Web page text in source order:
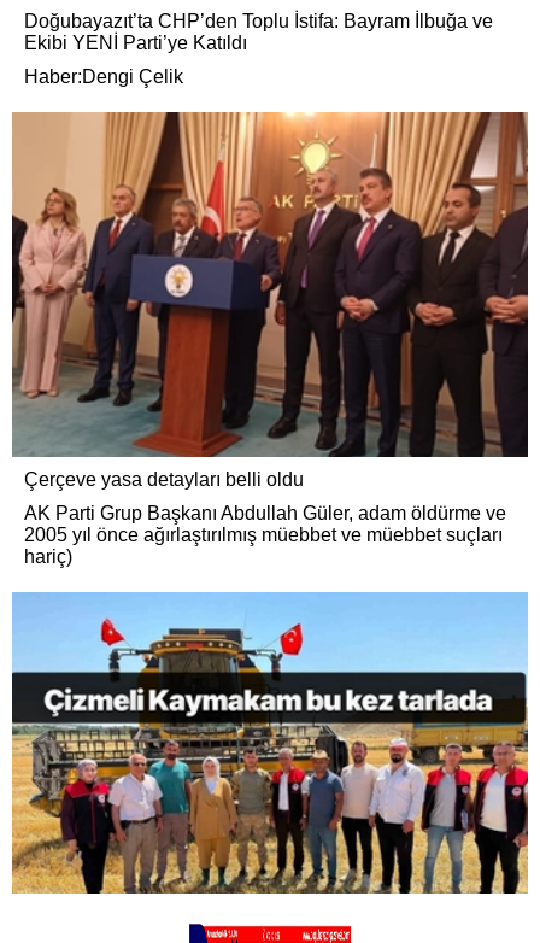
Doğubayazıt’ta CHP’den Toplu İstifa: Bayram İlbuğa ve
Ekibi YENİ Parti’ye Katıldı
Haber:Dengi Çelik
Çerçeve yasa detayları belli oldu
AK Parti Grup Başkanı Abdullah Güler, adam öldürme ve
2005 yıl önce ağırlaştırılmış müebbet ve müebbet suçları
hariç)